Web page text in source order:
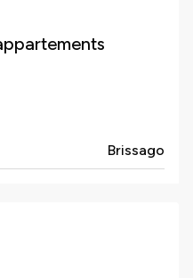
Brissago